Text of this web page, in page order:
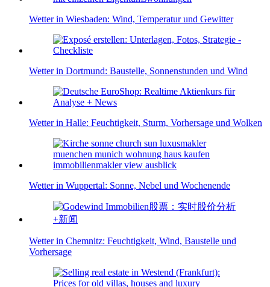
Wetter in Wiesbaden: Wind, Temperatur und Gewitter
Wetter in Dortmund: Baustelle, Sonnenstunden und Wind
Wetter in Halle: Feuchtigkeit, Sturm, Vorhersage und Wolken
Wetter in Wuppertal: Sonne, Nebel und Wochenende
Wetter in Chemnitz: Feuchtigkeit, Wind, Baustelle und
Vorhersage